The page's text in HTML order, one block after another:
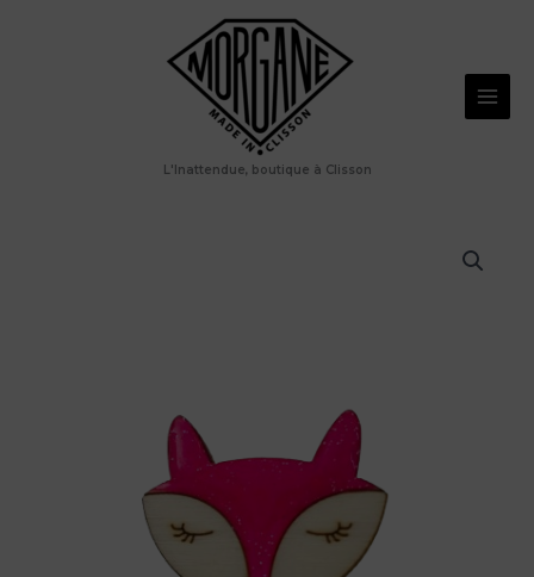
L'Inattendue, boutique à Clisson